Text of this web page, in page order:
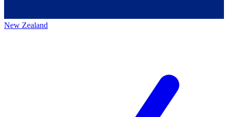
New Zealand